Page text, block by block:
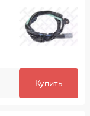
Купить